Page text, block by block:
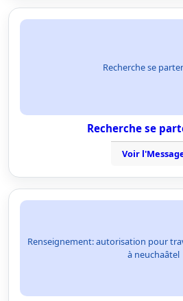
Recherche se
Recherche se
Voir
Renseignement: autorisation pour
à neuchaâtel